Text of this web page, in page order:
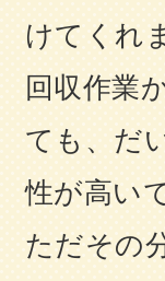
けてくれ
回収作業
ても、だ
性が高い
ただその